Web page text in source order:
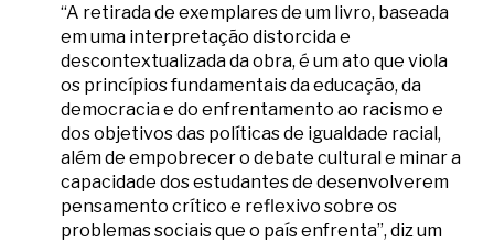
“A retirada de exemplares de um livro, baseada
em uma interpretação distorcida e
descontextualizada da obra, é um ato que viola
os princípios fundamentais da educação, da
democracia e do enfrentamento ao racismo e
dos objetivos das políticas de igualdade racial,
além de empobrecer o debate cultural e minar a
capacidade dos estudantes de desenvolverem
pensamento crítico e reflexivo sobre os
problemas sociais que o país enfrenta”, diz um